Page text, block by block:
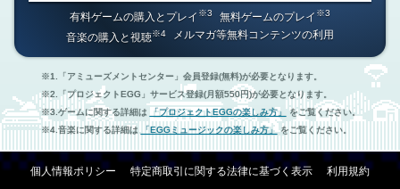
有料ゲームの購入とプレイ ※3 無料ゲームのプレイ ※3
音楽の購入と視聴※4 メルマガ等無料コンテンツの利用
「アミューズメントセンター」会員登録(無料)が必要となります。
「プロジェクトEGG」サービス登録(月額550円)が必要となります。
ゲームに関する詳細は
「プロジェクトEGGの楽しみ方」をご覧ください。
音楽に関する詳細は「EGGミュージックの楽しみ方」をご覧ください。
個人情報ポリシー 特定商取引に関する法律に基づく表示 利用規約